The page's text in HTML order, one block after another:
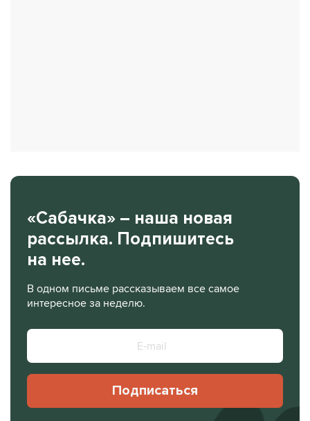
«Сабачка» – наша новая
рассылка. Подпишитесь
на нее.
В одном письме рассказываем все самое
интересное за неделю.
Подписаться